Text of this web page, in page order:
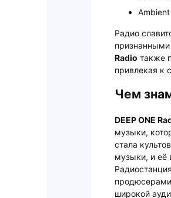
Ambient
Радио
Radio также
привлекая к
Чем
DEEP ONE
музыки,
стала
музыки, и её
широкой